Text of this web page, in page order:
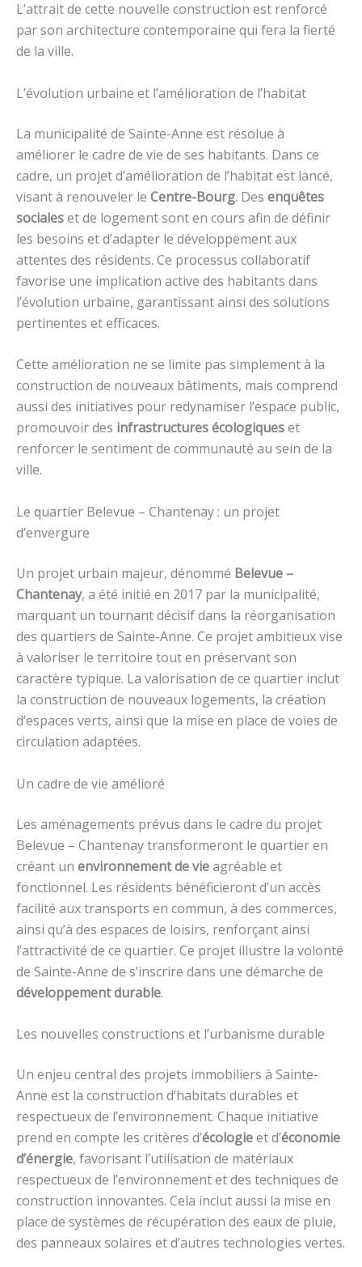
L’attrait de cette nouvelle construction est renforcé
par son architecture contemporaine qui fera la fierté
de la ville.
L’évolution urbaine et l’amélioration de l’habitat
La municipalité de Sainte-Anne est résolue à
améliorer le cadre de vie de ses habitants. Dans ce
cadre, un projet d’amélioration de l’habitat est lancé,
visant à renouveler le Centre-Bourg. Des enquêtes
socialeset de logement sont en cours afin de définir
les besoins et d’adapter le développement aux
attentes des résidents. Ce processus collaboratif
favorise une implication active des habitants dans
l’évolution urbaine, garantissant ainsi des solutions
pertinentes et efficaces.
Cette amélioration ne se limite pas simplement à la
construction de nouveaux bâtiments, mais comprend
aussi des initiatives pour redynamiser l’espace public,
promouvoir des infrastructures écologiqueset
renforcer le sentiment de communauté au sein de la
ville.
Le quartier Belevue – Chantenay : un projet
d’envergure
Un projet urbain majeur, dénommé Belevue –
Chantenay, a été initié en 2017 par la municipalité,
marquant un tournant décisif dans la réorganisation
des quartiers de Sainte-Anne. Ce projet ambitieux vise
à valoriser le territoire tout en préservant son
caractère typique. La valorisation de ce quartier inclut
la construction de nouveaux logements, la création
d’espaces verts, ainsi que la mise en place de voies de
circulation adaptées.
Un cadre de vie amélioré
Les aménagements prévus dans le cadre du projet
Belevue – Chantenay transformeront le quartier en
créant un environnement de vieagréable et
fonctionnel. Les résidents bénéficieront d’un accès
facilité aux transports en commun, à des commerces,
ainsi qu’à des espaces de loisirs, renforçant ainsi
l’attractivité de ce quartier. Ce projet illustre la volonté
de Sainte-Anne de s’inscrire dans une démarche de
développement durable.
Les nouvelles constructions et l’urbanisme durable
Un enjeu central des projets immobiliers à Sainte-
Anne est la construction d’habitats durables et
respectueux de l’environnement. Chaque initiative
prend en compte les critères d’écologieet d’économie
d’énergie, favorisant l’utilisation de matériaux
respectueux de l’environnement et des techniques de
construction innovantes. Cela inclut aussi la mise en
place de systèmes de récupération des eaux de pluie,
des panneaux solaires et d’autres technologies vertes.